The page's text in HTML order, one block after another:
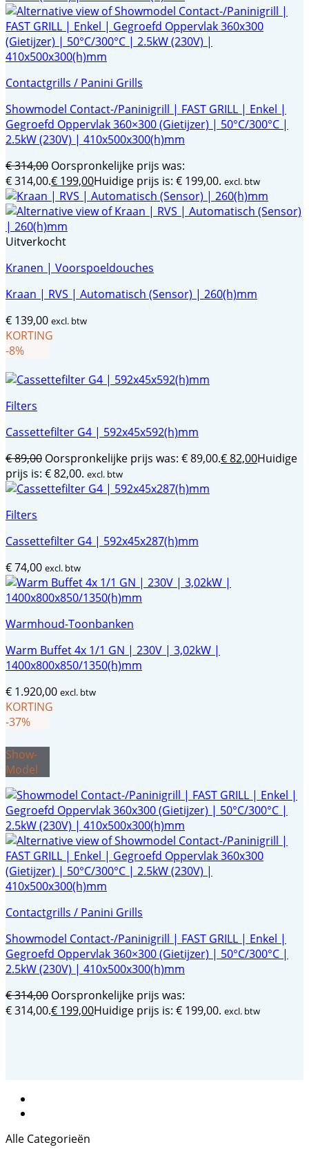
Contactgrills / Panini Grills
Showmodel Contact-/Paninigrill | FAST GRILL | Enkel |
Gegroefd Oppervlak 360×300 (Gietijzer) | 50°C/300°C |
2.5kW (230V) | 410x500x300(h)mm
€314,00 Oorspronkelijke prijs was:
€ 314,00.€ 199,00Huidige prijs is: € 199,00. excl. btw
Uitverkocht
Kranen | Voorspoeldouches
Kraan | RVS | Automatisch (Sensor) | 260(h)mm
€ 139,00 excl. btw
KORTING
-8%
Filters
Cassettefilter G4 | 592x45x592(h)mm
€89,00 Oorspronkelijke prijs was: € 89,00.€82,00Huidige
prijs is: € 82,00. excl. btw
Filters
Cassettefilter G4 | 592x45x287(h)mm
€74,00 excl. btw
Warmhoud-Toonbanken
Warm Buffet 4x 1/1 GN | 230V | 3,02kW |
1400x800x850/1350(h)mm
€ 1.920,00 excl. btw
KORTING
-37%
Show-
Model
Contactgrills / Panini Grills
Showmodel Contact-/Paninigrill | FAST GRILL | Enkel |
Gegroefd Oppervlak 360×300 (Gietijzer) | 50°C/300°C |
2.5kW (230V) | 410x500x300(h)mm
€314,00 Oorspronkelijke prijs was:
€ 314,00.€ 199,00Huidige prijs is: € 199,00. excl. btw
Alle Categorieën